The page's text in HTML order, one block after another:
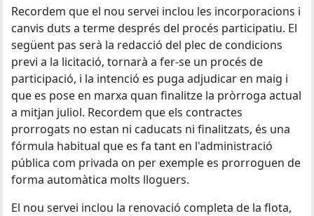
Recordem que el nou servei inclou les incorporacions i
canvis duts a terme després del procés participatiu. El
següent pas serà la redacció del plec de condicions
previ a la licitació, tornarà a fer-se un procés de
participació, i la intenció es puga adjudicar en maig i
que es pose en marxa quan finalitze la pròrroga actual
a mitjan juliol. Recordem que els contractes
prorrogats no estan ni caducats ni finalitzats, és una
fórmula habitual que es fa tant en l'administració
pública com privada on per exemple es prorroguen de
forma automàtica molts lloguers.
El nou servei inclou la renovació completa de la flota,